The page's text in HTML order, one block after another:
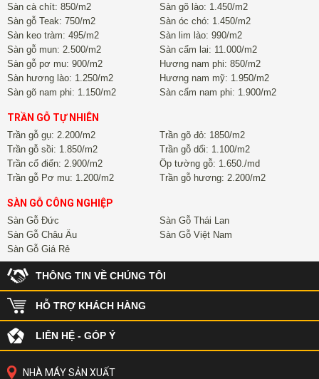
Sàn cà chít: 850/m2
Sàn gõ lào: 1.450/m2
Sàn gỗ Teak: 750/m2
Sàn óc chó: 1.450/m2
Sàn keo tràm: 495/m2
Sàn lim lào: 990/m2
Sàn gỗ mun: 2.500/m2
Sàn cẩm lai: 11.000/m2
Sàn gỗ pơ mu: 900/m2
Hương nam phi: 850/m2
Sàn hương lào: 1.250/m2
Hương nam mỹ: 1.950/m2
Sàn gõ nam phi: 1.150/m2
Sàn cẩm nam phi: 1.900/m2
TRẦN GỖ TỰ NHIÊN
Trần gỗ gụ: 2.200/m2
Trần gõ đỏ: 1850/m2
Trần gỗ sồi: 1.850/m2
Trần gỗ dổi: 1.100/m2
Trần cổ điển: 2.900/m2
Ốp tường gỗ: 1.650./md
Trần gỗ Pơ mu: 1.200/m2
Trần gỗ hương: 2.200/m2
SÀN GỖ CÔNG NGHIỆP
Sàn Gỗ Đức
Sàn Gỗ Thái Lan
Sàn Gỗ Châu Âu
Sàn Gỗ Việt Nam
Sàn Gỗ Giá Rẻ
THÔNG TIN VỀ CHÚNG TÔI
HỖ TRỢ KHÁCH HÀNG
LIÊN HỆ - GÓP Ý
NHÀ MÁY SẢN XUẤT